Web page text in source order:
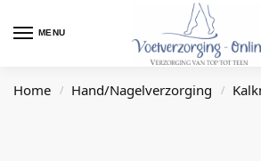
MENU
Home / Hand/Nagelverzorging /